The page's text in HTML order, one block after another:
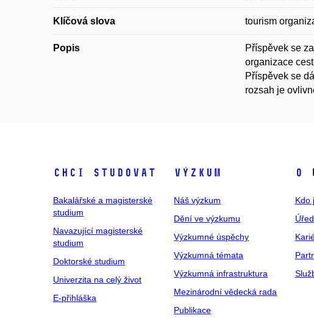
Klíčová slova tourism
Popis
Příspěvek se
organizace
Příspěvek se
rozsah je
Chci studovat
Bakalářské a magisterské
studium
Navazující magisterské
studium
Doktorské studium
Univerzita na celý život
E-přihláška
Výzkum
Náš výzkum
Dění ve výzkumu
Výzkumné úspěchy
Výzkumná témata
Výzkumná infrastruktura
Mezinárodní vědecká rada
Publikace
O
Kdo